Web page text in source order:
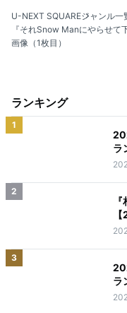
U-NEXT SQUAREジャンル一
『それSnow Manにやらせて
画像（1枚目）
ランキング
1
ラ
2
3
ラ